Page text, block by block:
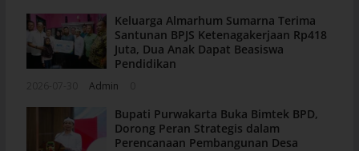
Keluarga Almarhum Sumarna Terima
Santunan BPJS Ketenagakerjaan Rp418
Juta, Dua Anak Dapat Beasiswa
Pendidikan
Admin
Bupati Purwakarta Buka Bimtek BPD,
Dorong Peran Strategis dalam
Perencanaan Pembangunan Desa